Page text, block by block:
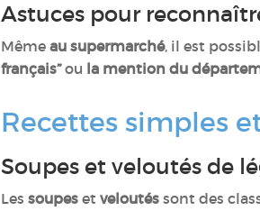
Astuces pour
Même au supermarché, il est
français”ou la mention du
Recettes simples
Soupes et veloutés de
Les soupes et veloutés sont des